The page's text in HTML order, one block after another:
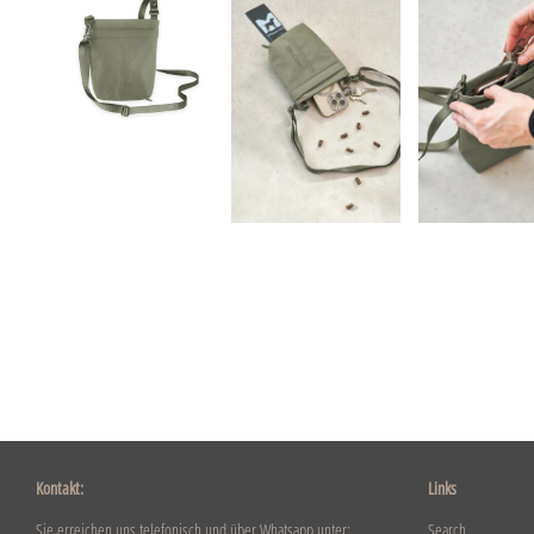
Kontakt:
Sie erreichen uns telefonisch und über Whatsapp unter:
Links
Search